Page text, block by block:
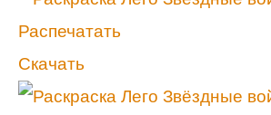
Распечатать
Скачать